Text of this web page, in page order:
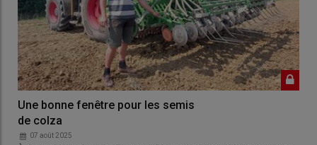
Une bonne fenêtre pour les semis
de colza
07 août 2025